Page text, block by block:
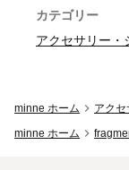
カテゴリー
アクセサリー・
minne ホーム アク
minne ホーム